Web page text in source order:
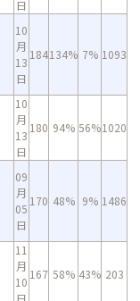
日
10
月
13
日
184134% 7% 1093
10
月
13
日
180 94% 56%1020
09
月
05
日
170 48% 9% 1486
11
月
10
日
167 58% 43% 203